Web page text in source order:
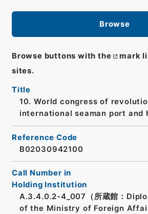
Browse
Browse buttons with the
mark
sites.
Title
10. World congress of
international seaman port and
Reference Code
B02030942100
Call Number in
Holding Institution
A.3.4.0.2-4_007（所蔵館：
of the Ministry of Foreign